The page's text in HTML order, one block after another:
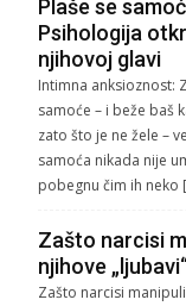
Plaše se
Psihologija
njihovoj glavi
Intimna anksioznost:
samoće – i beže baš
zato što je ne žele –
samoća nikada nije
pobegnu čim ih neko
Zašto narcisi
njihove
Zašto narcisi